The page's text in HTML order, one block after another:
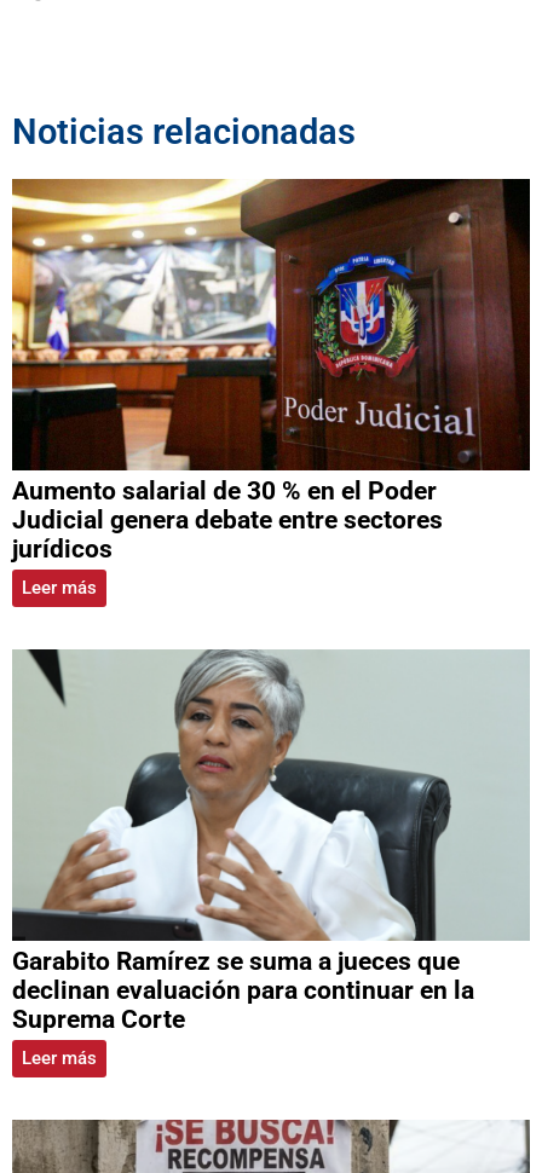
Noticias relacionadas
Aumento salarial de 30 % en el Poder
Judicial genera debate entre sectores
jurídicos
Leer más
Garabito Ramírez se suma a jueces que
declinan evaluación para continuar en la
Suprema Corte
Leer más